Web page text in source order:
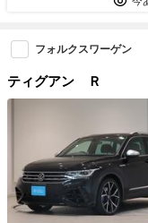
フォルクスワーゲン
ティグアン Ｒ